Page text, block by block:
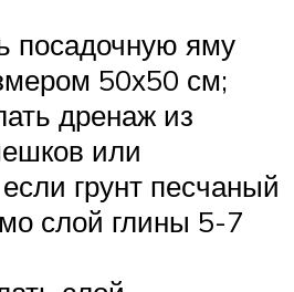
посадочную яму
50х50 см;
дренаж из
или
грунт песчаный
слой глины 5-7